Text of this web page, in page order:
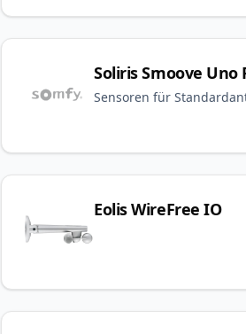
Soliris Smoove Uno
Sensoren für
Eolis WireFree IO